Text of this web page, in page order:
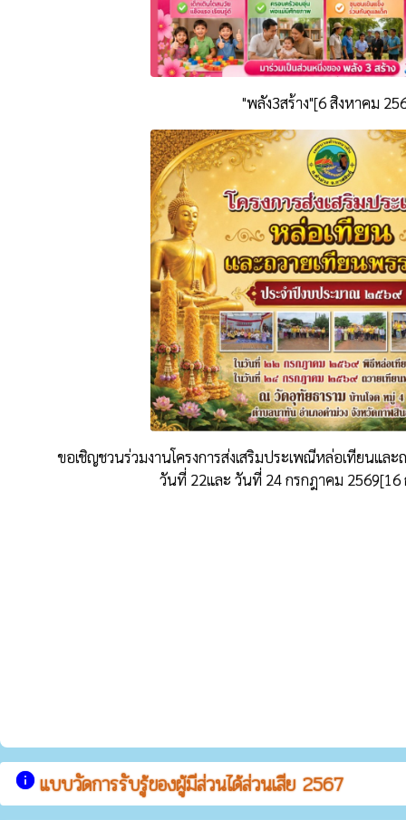
"พลัง3สร้าง"[6 สิงหาคม
ขอเชิญชวนร่วมงานโครงการส่งเสริมประเพณีหล่อเทียนแล
วันที่ 22และ วันที่ 24 กรกฎาคม 2569[16
info แบบวัดการรับรู้ของผู้มีส่วนได้ส่วนเสีย 2567